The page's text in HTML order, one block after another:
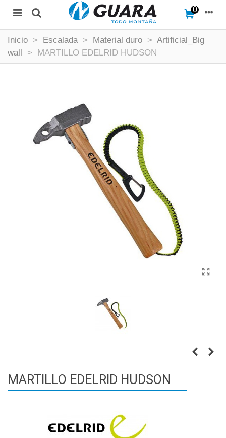
0
Inicio > Escalada > Material duro > Artificial_Big
wall
> MARTILLO EDELRID HUDSON
MARTILLO EDELRID HUDSON